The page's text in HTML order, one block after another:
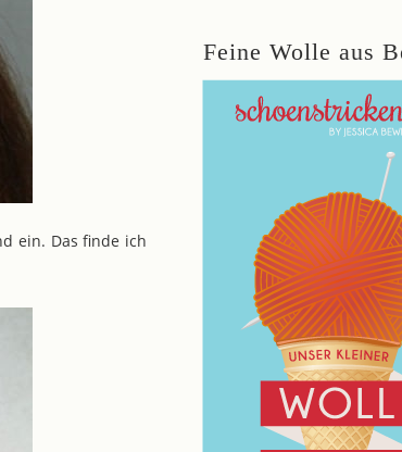
ein. Das finde ich
Feine Wolle aus